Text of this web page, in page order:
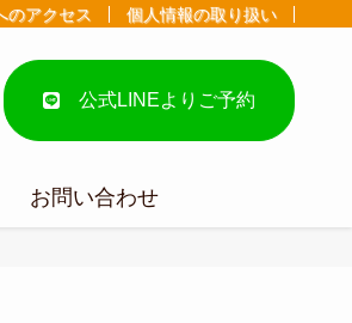
のアクセス 個人情報の取り扱い
公式LINEよりご予約
お問い合わせ